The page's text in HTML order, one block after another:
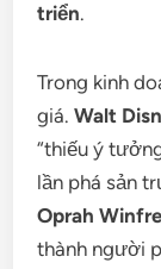
triển.
Trong kinh
giá.Walt
“thiếu ý
lần phá sản
Oprah
thành người